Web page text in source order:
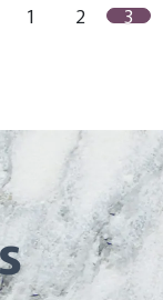
1 2 3